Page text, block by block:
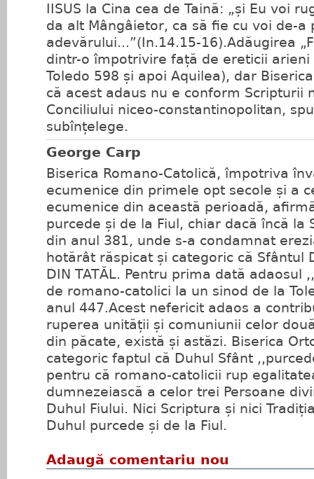
IISUS la Cina cea de Taină: „și Eu voi
da alt Mângâietor, ca să fie cu voi de-a
adevărului...”(In.14.15-16).Adăugirea
dintr-o împotrivire față de ereticii arieni
Toledo 598 și apoi Aquilea), dar
că acest adaus nu e conform Scripturii
Conciliului niceo-constantinopolitan,
subînțelege.
George Carp
Biserica Romano-Catolică, împotriva
ecumenice din primele opt secole și a
ecumenice din această perioadă,
purcede și de la Fiul, chiar dacă încă la
din anul 381, unde s-a condamnat
hotărât răspicat și categoric că Sfântul
DIN TATĂL. Pentru prima dată adaosul
de romano-catolici la un sinod de la
anul 447.Acest nefericit adaos a
ruperea unității și comuniunii celor
din păcate, există și astăzi. Biserica
categoric faptul că Duhul Sfânt
pentru că romano-catolicii rup
dumnezeiască a celor trei Persoane
Duhul Fiului. Nici Scriptura și nici
Duhul purcede și de la Fiul.
Adaugă comentariu nou